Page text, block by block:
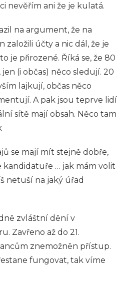
nevěřím ani že je kulatá.
na argument, že na
založili účty a nic dál, že je
je přirozené. Říká se, že 80
(i občas) něco sledují. 20
lajkují, občas něco
A pak jsou teprve lidí
sítě mají obsah. Něco tam
se mají mít stejně dobře,
kandidatuře … jak mám volit
netuší na jaký úřad
zvláštní dění v
Zavřeno až do 21.
znemožněn přístup.
fungovat, tak víme